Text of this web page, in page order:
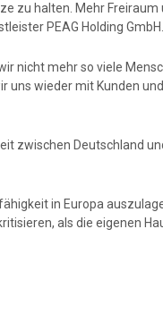
zu halten. Mehr
PEAG Holding GmbH.
nicht mehr so viele
uns wieder mit Kunden
zwischen Deutschland
in Europa
als die eigenen